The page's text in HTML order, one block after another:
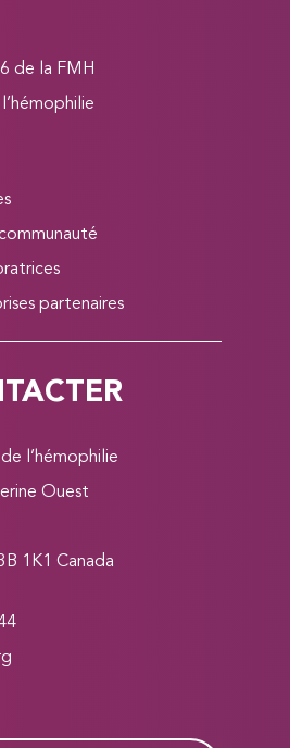
de la FMH
partenaires
l’hémophilie
Ouest
1K1 Canada